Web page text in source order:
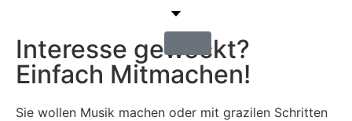
Interesse geweckt?
Einfach Mitmachen!
Sie wollen Musik machen oder mit grazilen Schritten